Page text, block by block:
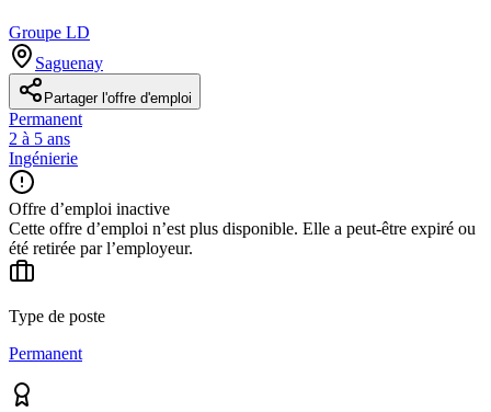
Groupe LD
Saguenay
Partager l'offre d'emploi
Permanent
2 à 5 ans
Ingénierie
Offre d’emploi inactive
Cette offre d’emploi n’est plus disponible. Elle a peut-être expiré ou
été retirée par l’employeur.
Type de poste
Permanent